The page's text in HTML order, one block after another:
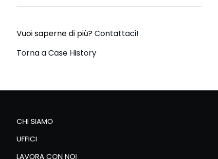
Vuoi saperne di più?Contattaci!
Torna a Case History
CHI SIAMO
UFFICI
LAVORA CON NOI